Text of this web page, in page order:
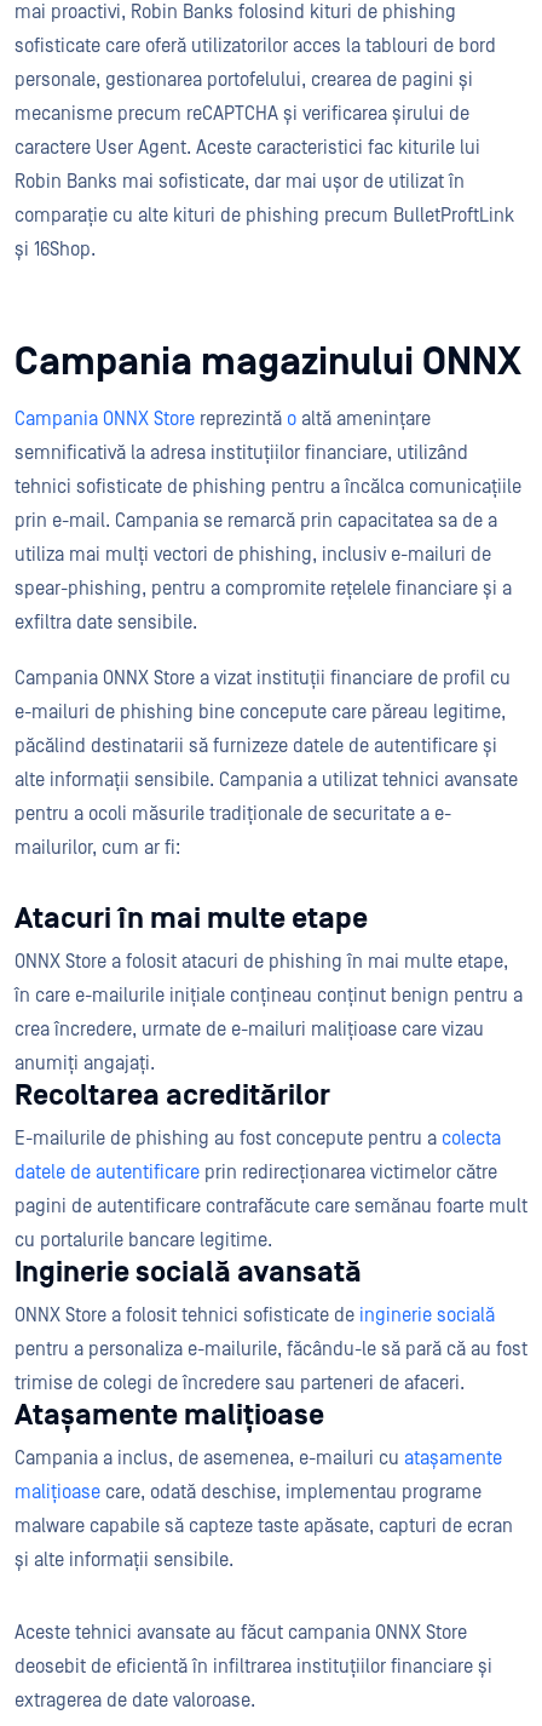
mai proactivi, Robin Banks folosind kituri de phishing
sofisticate care oferă utilizatorilor acces la tablouri de bord
personale, gestionarea portofelului, crearea de pagini și
mecanisme precum reCAPTCHA și verificarea șirului de
caractere User Agent. Aceste caracteristici fac kiturile lui
Robin Banks mai sofisticate, dar mai ușor de utilizat în
comparație cu alte kituri de phishing precum BulletProftLink
și 16Shop.
Campania magazinului ONNX
Campania ONNX Store reprezintă o altă amenințare
semnificativă la adresa instituțiilor financiare, utilizând
tehnici sofisticate de phishing pentru a încălca comunicațiile
prin e-mail. Campania se remarcă prin capacitatea sa de a
utiliza mai mulți vectori de phishing, inclusiv e-mailuri de
spear-phishing, pentru a compromite rețelele financiare și a
exfiltra date sensibile.
Campania ONNX Store a vizat instituții financiare de profil cu
e-mailuri de phishing bine concepute care păreau legitime,
păcălind destinatarii să furnizeze datele de autentificare și
alte informații sensibile. Campania a utilizat tehnici avansate
pentru a ocoli măsurile tradiționale de securitate a e-
mailurilor, cum ar fi:
Atacuri în mai multe etape
ONNX Store a folosit atacuri de phishing în mai multe etape,
în care e-mailurile inițiale conțineau conținut benign pentru a
crea încredere, urmate de e-mailuri malițioase care vizau
anumiți angajați.
Recoltarea acreditărilor
E-mailurile de phishing au fost concepute pentru a colecta
datele de autentificare prin redirecționarea victimelor către
pagini de autentificare contrafăcute care semănau foarte mult
cu portalurile bancare legitime.
Inginerie socială avansată
ONNX Store a folosit tehnici sofisticate de inginerie socială
pentru a personaliza e-mailurile, făcându-le să pară că au fost
trimise de colegi de încredere sau parteneri de afaceri.
Atașamente malițioase
Campania a inclus, de asemenea, e-mailuri cu atașamente
malițioase care, odată deschise, implementau programe
malware capabile să capteze taste apăsate, capturi de ecran
și alte informații sensibile.
Aceste tehnici avansate au făcut campania ONNX Store
deosebit de eficientă în infiltrarea instituțiilor financiare și
extragerea de date valoroase.